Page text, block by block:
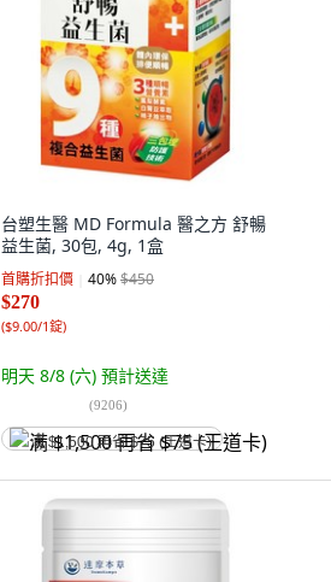
台塑生醫 MD Formula 醫之方 舒暢
益生菌, 30包, 4g, 1盒
首購折扣價 40%$450
$270
($9.00/1錠)
明天 8/8 (六) 預計送達
(9206)
满 $1,500 再省 $75 (王道卡)